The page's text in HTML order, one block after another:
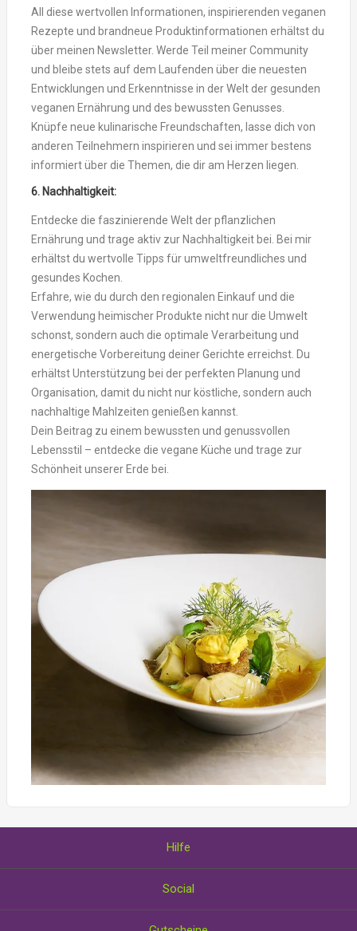
All diese wertvollen Informationen, inspirierenden veganen
Rezepte und brandneue Produktinformationen erhältst du
über meinen Newsletter. Werde Teil meiner Community
und bleibe stets auf dem Laufenden über die neuesten
Entwicklungen und Erkenntnisse in der Welt der gesunden
veganen Ernährung und des bewussten Genusses.
Knüpfe neue kulinarische Freundschaften, lasse dich von
anderen Teilnehmern inspirieren und sei immer bestens
informiert über die Themen, die dir am Herzen liegen.
6. Nachhaltigkeit:
Entdecke die faszinierende Welt der pflanzlichen
Ernährung und trage aktiv zur Nachhaltigkeit bei. Bei mir
erhältst du wertvolle Tipps für umweltfreundliches und
gesundes Kochen.
Erfahre, wie du durch den regionalen Einkauf und die
Verwendung heimischer Produkte nicht nur die Umwelt
schonst, sondern auch die optimale Verarbeitung und
energetische Vorbereitung deiner Gerichte erreichst. Du
erhältst Unterstützung bei der perfekten Planung und
Organisation, damit du nicht nur köstliche, sondern auch
nachhaltige Mahlzeiten genießen kannst.
Dein Beitrag zu einem bewussten und genussvollen
Lebensstil – entdecke die vegane Küche und trage zur
Schönheit unserer Erde bei.
Hilfe
Wie Sie Gutscheine einlösen
Social